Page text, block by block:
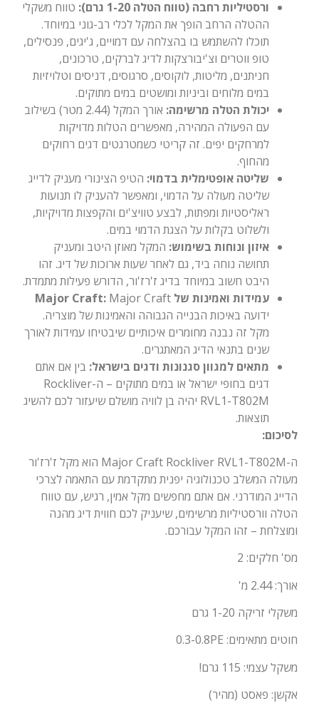
ורסטיליות רחבה (טווח הטלה 1-20 גרם):
טווח משקלי
ההטלה הרחב הופך את המקל לכלי רב-גוני במיוחד.
תוכלו להשתמש בו בהצלחה עם דמויים, ג'יגים, פנסילים,
טופ ווטרים וצ'יבורצקות לדיג לברקים, טרכונים,
חניתנים, מליטות, לוקוסים, סרגוסים, דניסים וטלויזיות
במים מלוחים וביניות ומושטים במים מתוקים.
יכולת הטלה מרשימה:
אורך המקל (2.44 מטר) בשילוב
עם הפעולה המהירה, מאפשרים הטלות מדויקות
למרחקים יפים. זה קריטי כשמטרגטים דגים רחוקים
מהחוף.
שליטה אופטימלית בדמוי: הטיפ הצינורי מעניק לדייג
שליטה מעולה על הדמוי, ומאפשר להעניק לו תנועות
ראליסטיות ומפתות, לבצע טוויצ'ים והקפצות מדויקיות,
ולשלוט בקלות על הצגת הדמוי במים.
איזון ונוחות בשימוש: המקל מאוזן היטב ומעניק
תחושה נוחה ביד, גם לאחר שעות ארוכות של דיג. זהו
היבט חשוב במיוחד בדיג ז'רז'ור, הדורש פעילות מתמדת.
עמידות ואמינות של Major Craft: Major Craft
ידועה באיכות הבנייה הגבוהה והאמינות של מוצריה.
מקל זה נבנה מחומרים איכותיים שיבטיחו עמידות לאורך
שנים בתנאי הדיג המאתגרים.
מתאים למגוון סגנונות ודגים בישראל: בין אם אתם
דגים בחופי ישראל או במים מתוקים – ה-Rockliver
RVL1-T802M יהיה בן לוויה מושלם שיעזור לכם להשיג
תוצאות.
לסיכום:
ה-Major Craft Rockliver RVL1-T802M הוא מקל ז'רז'ור
מעולה המשלב טכנולוגיה יפנית מתקדמת עם התאמה לצרכי
הדייג המודרני. אם אתם מחפשים מקל אמין, רגיש, עם טווח
הטלה וורסטיליות מרשימים, שיעניק לכם חווית דיג מהנה
ומוצלחת – זהו המקל עבורכם.
מס' חלקים: 2
אורך: 2.44 מ
'
משקלי זריקה 1-20 גרם
חוטים מתאימים: 0.3-0.8PE
משקל עצמי: 115 גרם!
אקשן: פאסט (מהיר)